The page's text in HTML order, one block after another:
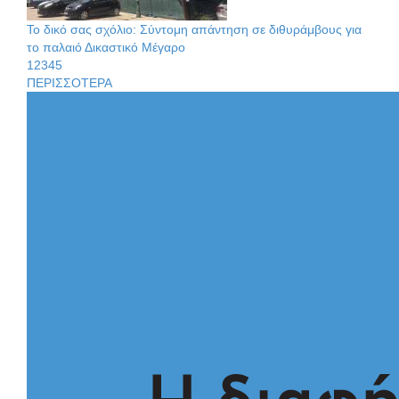
Διακοπή ρεύματος στην Πελλάνα
Το δικό σας σχόλιο: Σύντομη απάντηση σε διθυράμβους για
το παλαιό Δικαστικό Μέγαρο
1 2345
ΠΕΡΙΣΣΟΤΕΡΑ